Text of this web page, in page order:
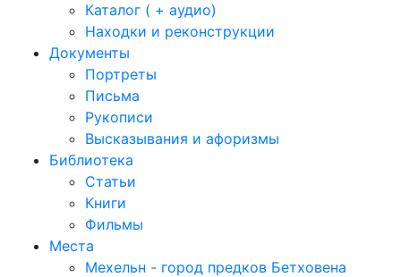
Каталог ( + аудио)
Находки и реконструкции
Документы
Портреты
Письма
Рукописи
Высказывания и афоризмы
Библиотека
Статьи
Книги
Фильмы
Места
Мехельн - город предков Бетховена